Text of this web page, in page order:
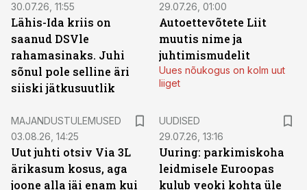
30.07.26, 11:55
Lähis-Ida kriis on
saanud DSVle
rahamasinaks. Juhi
sõnul pole selline äri
siiski jätkusuutlik
29.07.26, 01:00
Autoettevõtete Liit
muutis nime ja
juhtimismudelit
Uues nõukogus on kolm uut
liiget
MAJANDUSTULEMUSED
03.08.26, 14:25
Uut juhti otsiv Via 3L
ärikasum kosus, aga
joone alla jäi enam kui
UUDISED
29.07.26, 13:16
Uuring: parkimiskoha
leidmisele Euroopas
kulub veoki kohta üle